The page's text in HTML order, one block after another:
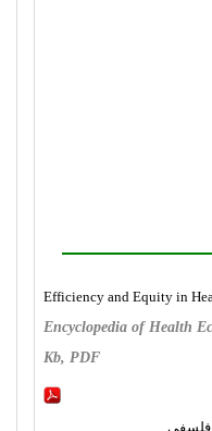
Efficiency and Equity in
Encyclopedia of Health
Kb, PDF
فلسفی